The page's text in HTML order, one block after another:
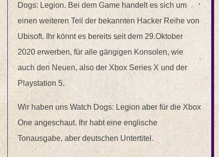
Dogs: Legion. Bei dem Game handelt es sich um
einen weiteren Teil der bekannten Hacker Reihe von
Ubisoft. Ihr könnt es bereits seit dem 29.Oktober
2020 erwerben, für alle gängigen Konsolen, wie
auch den Neuen, also der Xbox Series X und der
Playstation 5.
Wir haben uns Watch Dogs: Legion aber für die Xbox
One angeschaut. Ihr habt eine englische
Tonausgabe, aber deutschen Untertitel.